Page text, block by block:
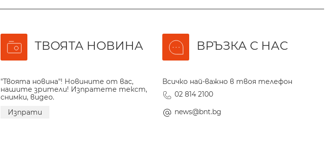
ТВОЯТА НОВИНА
"Твоята новина"! Новините от вас,
нашите зрители! Изпратете текст,
снимки, видео.
Изпрати
ВРЪЗКА С НАС
Всичко най-важно в твоя телефон
02 814 2100
news@bnt.bg